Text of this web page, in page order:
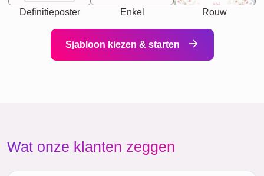
Definitieposter Enkel Rouw
Sjabloon kiezen & starten
Wat onze klanten zeggen